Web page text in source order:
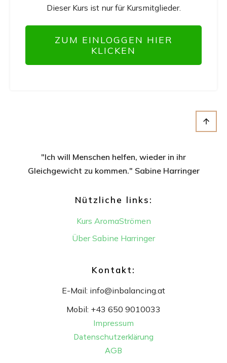
Dieser Kurs ist nur für Kursmitglieder.
ZUM EINLOGGEN HIER
KLICKEN
"Ich will Menschen helfen, wieder in ihr
Gleichgewicht zu kommen." Sabine Harringer
Nützliche links:
Kurs AromaStrömen
Über Sabine Harringer
Kontakt:
E-Mail: info@inbalancing.at
Mobil: +43 650 9010033
Impressum
Datenschutzerklärung
AGB